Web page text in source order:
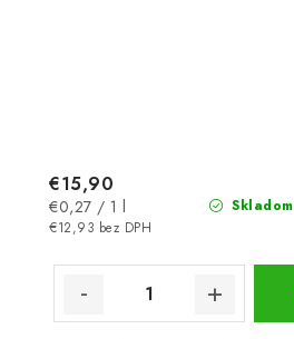
Skladom
€12,93 bez DPH
€15,90
Jednotková
cena:
€0,27 / 1 l